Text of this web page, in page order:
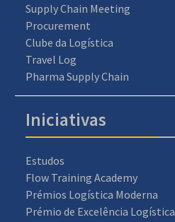
Supply Chain Meeting
Procurement
Clube da Logística
Travel Log
Pharma Supply Chain
Iniciativas
Estudos
Flow Training Academy
Prémios Logística Moderna
Prémio de Excelência Logística